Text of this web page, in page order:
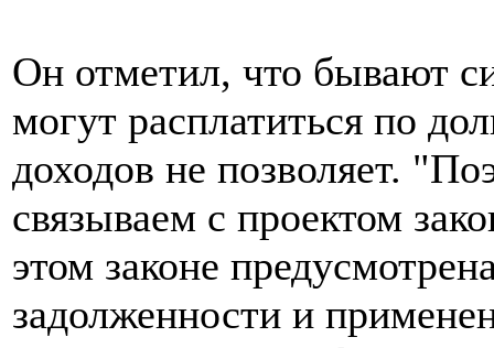
Он отметил, что бывают
могут расплатиться по
доходов не позволяет.
связываем с проектом
этом законе
задолженности и